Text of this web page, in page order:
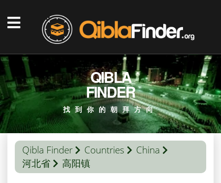
QIBLA
FINDER
找到你的朝拜方向
Qibla Finder Countries
China
河北省
高阳镇